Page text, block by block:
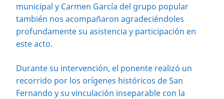
municipal y Carmen García del grupo popular
también nos acompañaron agradeciéndoles
profundamente su asistencia y participación en
este acto.
Durante su intervención, el ponente realizó un
recorrido por los orígenes históricos de San
Fernando y su vinculación inseparable con la